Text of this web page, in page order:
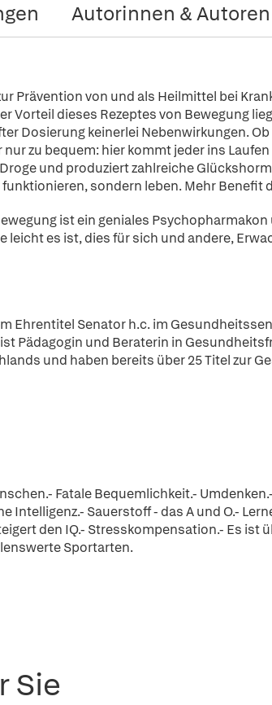
Autorinnen & Autoren
Prävention von und als Heilmittel bei
Vorteil dieses Rezeptes von Bewegung
Dosierung keinerlei Nebenwirkungen.
zu bequem: hier kommt jeder ins
und produziert zahlreiche
sondern leben. Mehr Benefit
ist ein geniales
leicht es ist, dies für sich und andere,
Ehrentitel Senator h.c. im
Pädagogin und Beraterin in
und haben bereits über 25 Titel zur
Fatale Bequemlichkeit.-
Intelligenz.- Sauerstoff - das A und O.-
den IQ.- Stresskompensation.- Es ist
Sportarten.
Sie